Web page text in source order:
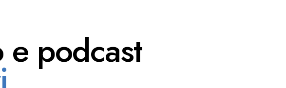
e podcast